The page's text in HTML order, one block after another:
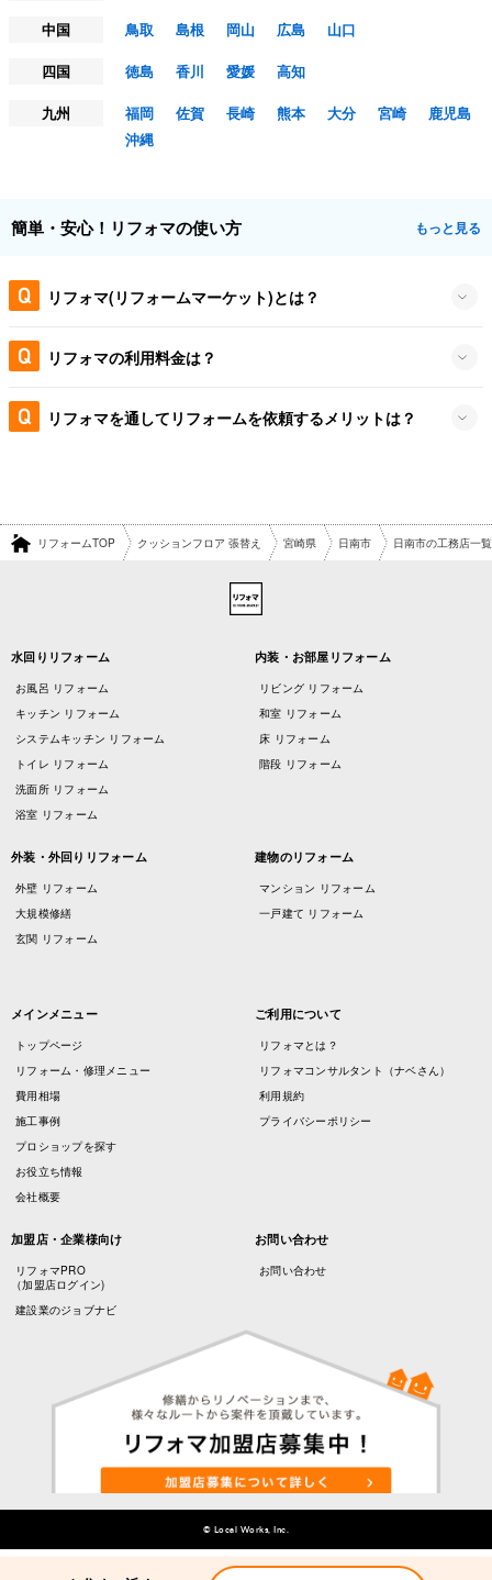
中国
鳥取 島根 岡山 広島
山口
四国
徳島 香川 愛媛
高知
九州
福岡 佐賀 長崎 熊本 大分 宮崎
鹿児島
沖縄
簡単・安心！リフォマの使い方 もっと見る
リフォマ(リフォームマーケット)とは？
リフォマの利用料金は？
リフォマを通してリフォームを依頼するメリットは？
リフォームTOP クッションフロア 張替え 宮崎県 日南市 日南市の工務店一覧
水回りリフォーム
お風呂 リフォーム
キッチン リフォーム
システムキッチン リフォーム
トイレ リフォーム
洗面所 リフォーム
浴室 リフォーム
内装・お部屋リフォーム
リビング リフォーム
和室 リフォーム
床 リフォーム
階段 リフォーム
外装・外回りリフォーム
外壁 リフォーム
大規模修繕
玄関 リフォーム
建物のリフォーム
マンション リフォーム
一戸建て リフォーム
メインメニュー
トップページ
リフォーム・修理メニュー
費用相場
施工事例
プロショップを探す
お役立ち情報
会社概要
ご利用について
リフォマとは？
リフォマコンサルタント（ナベさん）
利用規約
プライバシーポリシー
加盟店・企業様向け
リフォマPRO
（加盟店ログイン)
建設業のジョブナビ
お問い合わせ
お問い合わせ
© Local Works, Inc.